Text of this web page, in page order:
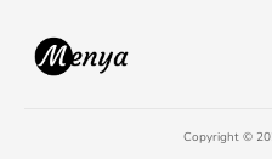
Copyright ©